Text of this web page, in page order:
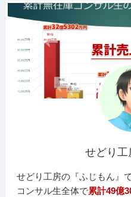
せどり工
せどり工房の『ふじもん』で
コンサル生全体で累計49億